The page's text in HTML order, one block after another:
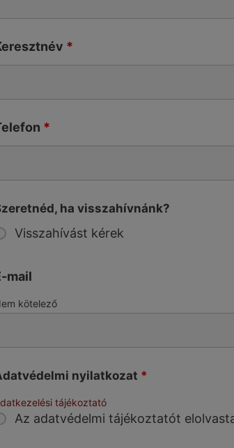
*
*
ha visszahívnánk?
Visszahívást kérek
mail
kötelező
nyilatkozat *
Az adatvédelmi tájékoztatót
tájékoztató